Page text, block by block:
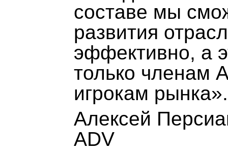
составе мы
развития
эффективно, а
только членам
игрокам рынка».
Алексей
ADV